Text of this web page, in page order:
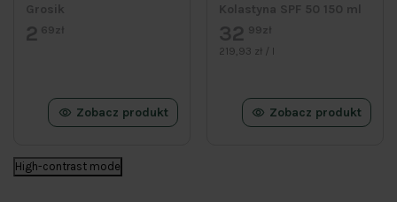
Grosik
2 69zł
Zobacz produkt
Kolastyna SPF 50 150 ml
32 99zł
219,93 zł / l
Zobacz produkt
High-contrast mode